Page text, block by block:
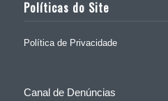
Políticas do Site
Política de Privacidade
Canal de Denúncias